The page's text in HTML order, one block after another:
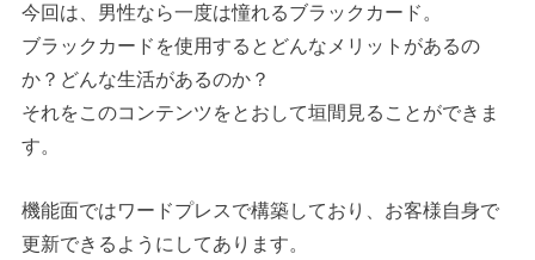
今回は、男性なら一度は憧れるブラックカード。
ブラックカードを使用するとどんなメリットがあるの
か？どんな生活があるのか？
それをこのコンテンツをとおして垣間見ることができま
す。
機能面ではワードプレスで構築しており、お客様自身で
更新できるようにしてあります。